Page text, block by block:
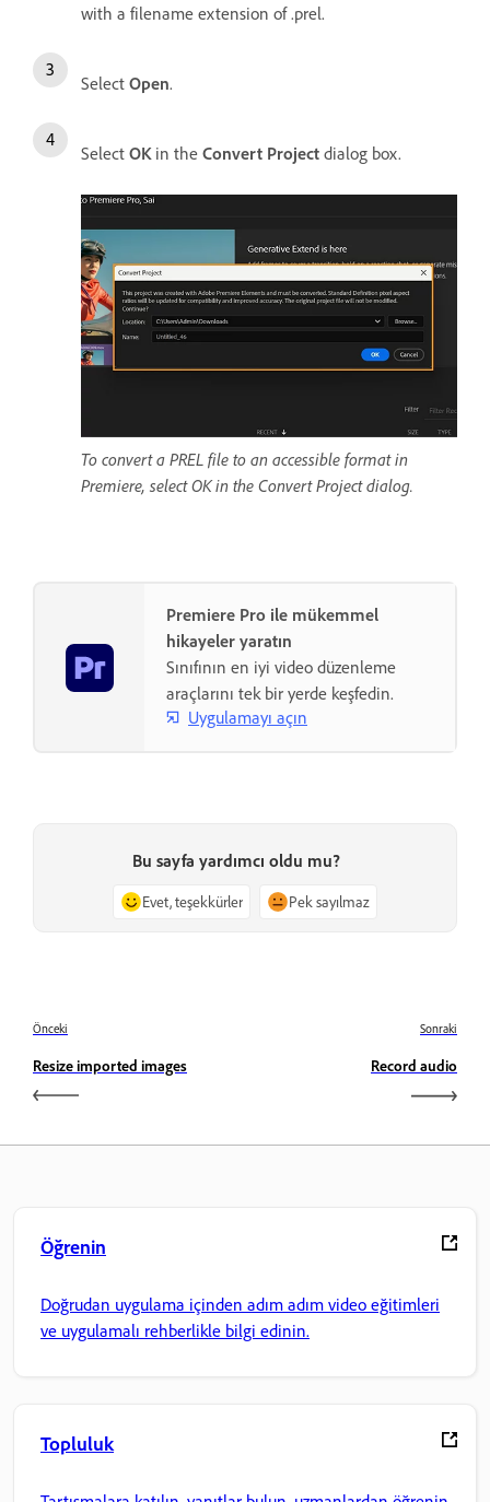
with a filename extension of .prel.
Select Open.
Select OK in the Convert Project dialog box.
To convert a PREL file to an accessible format in
Premiere, select OK in the Convert Project dialog.
Premiere Pro ile mükemmel
hikayeler yaratın
Sınıfının en iyi video düzenleme
araçlarını tek bir yerde keşfedin.
Uygulamayı açın
Bu sayfa yardımcı oldu mu?
Evet, teşekkürler Pek sayılmaz
Önceki
Resize imported images
Sonraki
Record audio
Öğrenin
Doğrudan uygulama içinden adım adım video eğitimleri
ve uygulamalı rehberlikle bilgi edinin.
Topluluk